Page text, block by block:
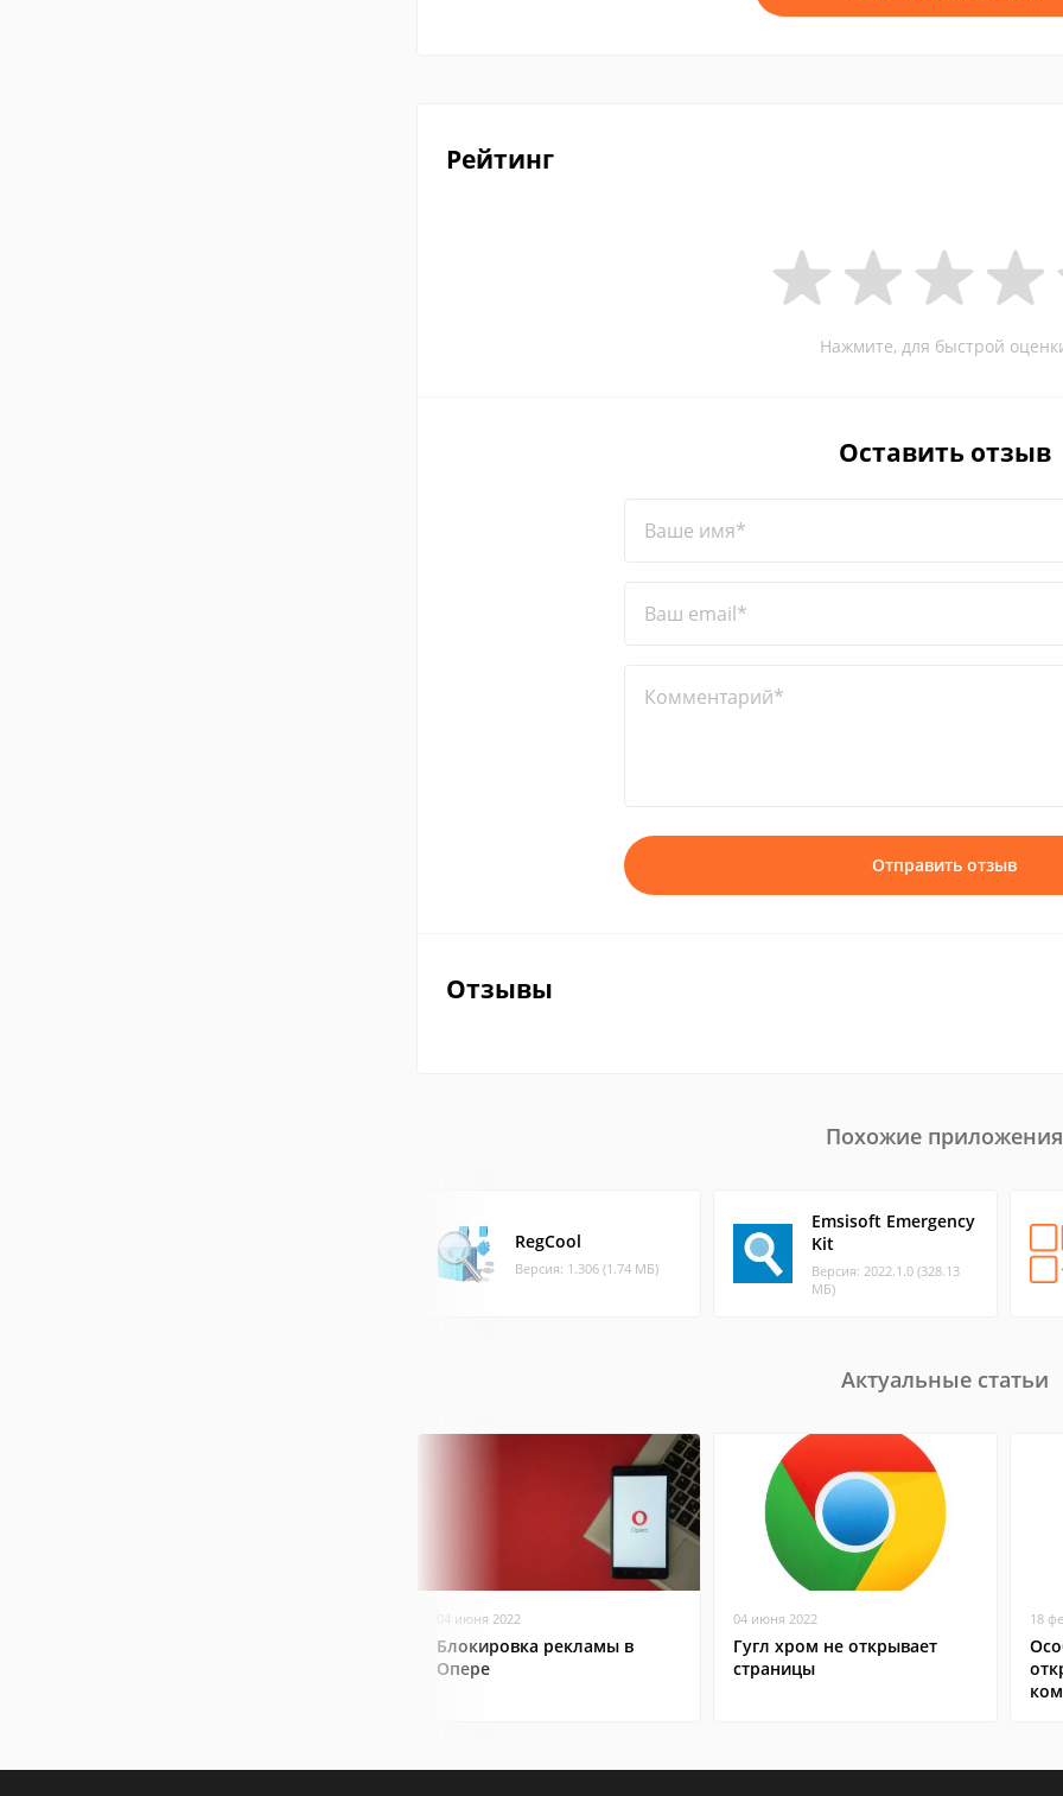
Рейтинг
Нажмите, для быстрой
Оставить отзыв
Ваше имя*
Ваш email*
Комментарий*
Отправить отзыв
Отзывы
Похожие приложения
RegCool
Версия: 1.306 (1.74 МБ)
Emsisoft Emergency
Kit
Версия: 2022.1.0 (328.13
МБ)
Актуальные статьи
04 июня 2022
Блокировка рекламы в
Опере
04 июня 2022
Гугл хром не открывает
страницы
18